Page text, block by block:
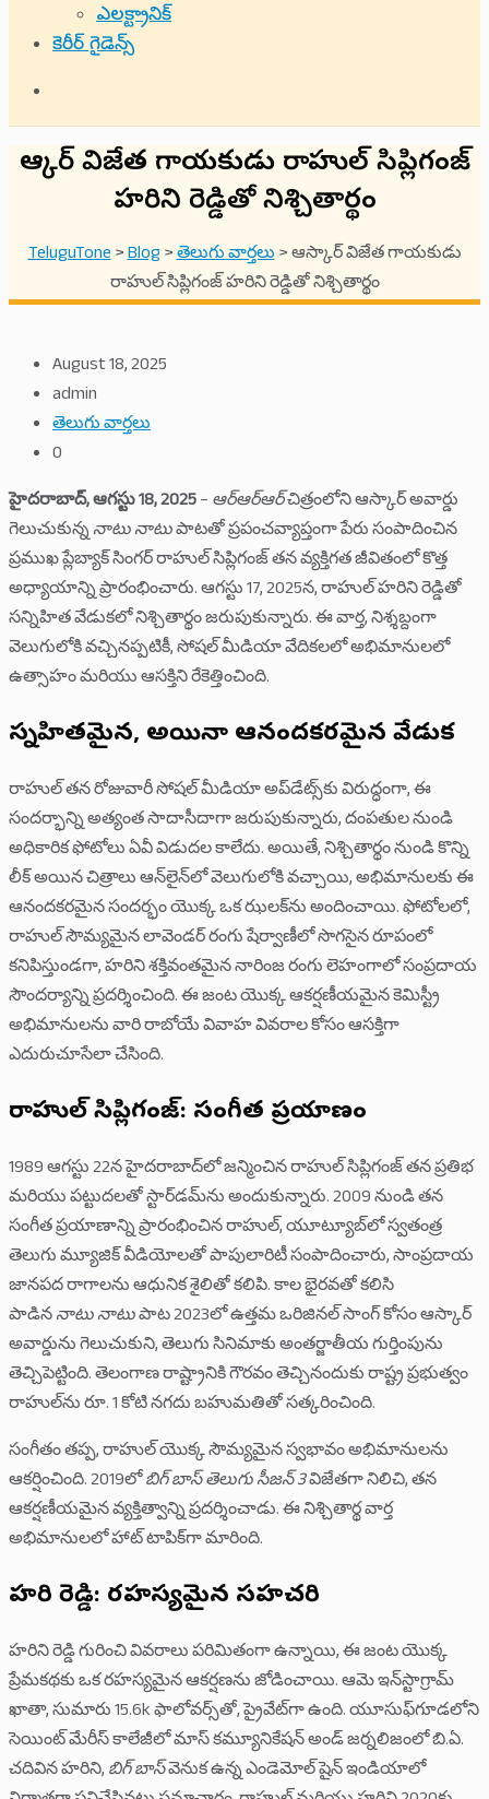
ఎలక్ట్రానిక్
కెరీర్ గైడెన్స్
ఆస్కార్ విజేత గాయకుడు రాహుల్ సిప్లిగంజ్
హరిని రెడ్డితో నిశ్చితార్థం
TeluguTone>Blog>తెలుగు వార్తలు>ఆస్కార్ విజేత గాయకుడు
రాహుల్ సిప్లిగంజ్ హరిని రెడ్డితో నిశ్చితార్థం
August 18, 2025
admin
తెలుగు వార్తలు
0
హైదరాబాద్, ఆగస్టు 18, 2025–ఆర్‌ఆర్‌ఆర్చిత్రంలోని ఆస్కార్ అవార్డు
గెలుచుకున్ననాటు నాటుపాటతో ప్రపంచవ్యాప్తంగా పేరు సంపాదించిన
ప్రముఖ ప్లేబ్యాక్ సింగర్ రాహుల్ సిప్లిగంజ్ తన వ్యక్తిగత జీవితంలో కొత్త
అధ్యాయాన్ని ప్రారంభించారు. ఆగస్టు 17, 2025న, రాహుల్ హరిని రెడ్డితో
సన్నిహిత వేడుకలో నిశ్చితార్థం జరుపుకున్నారు. ఈ వార్త, నిశ్శబ్దంగా
వెలుగులోకి వచ్చినప్పటికీ, సోషల్ మీడియా వేదికలలో అభిమానులలో
ఉత్సాహం మరియు ఆసక్తిని రేకెత్తించింది.
సన్నిహితమైన, అయినా ఆనందకరమైన వేడుక
రాహుల్ తన రోజువారీ సోషల్ మీడియా అప్‌డేట్స్‌కు విరుద్ధంగా, ఈ
సందర్భాన్ని అత్యంత సాదాసీదాగా జరుపుకున్నారు, దంపతుల నుండి
అధికారిక ఫోటోలు ఏవీ విడుదల కాలేదు. అయితే, నిశ్చితార్థం నుండి కొన్ని
లీక్ అయిన చిత్రాలు ఆన్‌లైన్‌లో వెలుగులోకి వచ్చాయి, అభిమానులకు ఈ
ఆనందకరమైన సందర్భం యొక్క ఒక ఝలక్‌ను అందించాయి. ఫోటోలలో,
రాహుల్ సౌమ్యమైన లావెండర్ రంగు షేర్వాణీలో సొగసైన రూపంలో
కనిపిస్తుండగా, హరిని శక్తివంతమైన నారింజ రంగు లెహంగాలో సంప్రదాయ
సౌందర్యాన్ని ప్రదర్శించింది. ఈ జంట యొక్క ఆకర్షణీయమైన కెమిస్ట్రీ
అభిమానులను వారి రాబోయే వివాహ వివరాల కోసం ఆసక్తిగా
ఎదురుచూసేలా చేసింది.
రాహుల్ సిప్లిగంజ్: సంగీత ప్రయాణం
1989 ఆగస్టు 22న హైదరాబాద్‌లో జన్మించిన రాహుల్ సిప్లిగంజ్ తన ప్రతిభ
మరియు పట్టుదలతో స్టార్‌డమ్‌ను అందుకున్నారు. 2009 నుండి తన
సంగీత ప్రయాణాన్ని ప్రారంభించిన రాహుల్, యూట్యూబ్‌లో స్వతంత్ర
తెలుగు మ్యూజిక్ వీడియోలతో పాపులారిటీ సంపాదించారు, సాంప్రదాయ
జానపద రాగాలను ఆధునిక శైలితో కలిపి. కాల భైరవతో కలిసి
పాడిననాటు నాటుపాట 2023లో ఉత్తమ ఒరిజినల్ సాంగ్ కోసం ఆస్కార్
అవార్డును గెలుచుకుని, తెలుగు సినిమాకు అంతర్జాతీయ గుర్తింపును
తెచ్చిపెట్టింది. తెలంగాణ రాష్ట్రానికి గౌరవం తెచ్చినందుకు రాష్ట్ర ప్రభుత్వం
రాహుల్‌ను రూ. 1 కోటి నగదు బహుమతితో సత్కరించింది.
సంగీతం తప్ప, రాహుల్ యొక్క సౌమ్యమైన స్వభావం అభిమానులను
ఆకర్షించింది. 2019లోబిగ్ బాస్ తెలుగు సీజన్ 3విజేతగా నిలిచి, తన
ఆకర్షణీయమైన వ్యక్తిత్వాన్ని ప్రదర్శించాడు. ఈ నిశ్చితార్థ వార్త
అభిమానులలో హాట్ టాపిక్‌గా మారింది.
హరిని రెడ్డి: రహస్యమైన సహచరి
హరిని రెడ్డి గురించి వివరాలు పరిమితంగా ఉన్నాయి, ఈ జంట యొక్క
ప్రేమకథకు ఒక రహస్యమైన ఆకర్షణను జోడించాయి. ఆమె ఇన్‌స్టాగ్రామ్
ఖాతా, సుమారు 15.6k ఫాలోవర్స్‌తో, ప్రైవేట్‌గా ఉంది. యూసుఫ్‌గూడలోని
సెయింట్ మేరీస్ కాలేజీలో మాస్ కమ్యూనికేషన్ అండ్ జర్నలిజంలో బి.ఏ.
చదివిన హరిని,బిగ్ బాస్వెనుక ఉన్న ఎండెమోల్ షైన్ ఇండియాలో